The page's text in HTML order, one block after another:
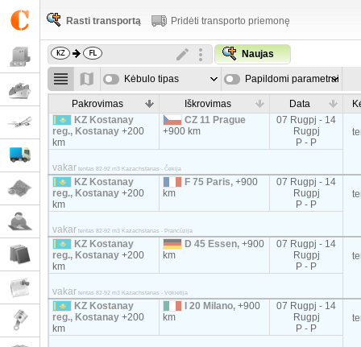
Rasti transportą Pridėti transporto priemonę
Naujas
Kėbulo tipas Papildomi parametrai
Pakrovimas Iškrovimas Data
KZ Kostanay
reg., Kostanay+200
km
CZ 11 Prague
+900 km
07 Rugpj - 14
Rugpj
P - P
vakar tentas 82-92 m3 Kazachstanas - Čekija
KZ Kostanay
reg., Kostanay+200
km
F 75 Paris,+900
km
07 Rugpj - 14
Rugpj
P - P
vakar tentas 82-92 m3 Kazachstanas - Prancūzija
KZ Kostanay
reg., Kostanay+200
km
D 45 Essen,+900
km
07 Rugpj - 14
Rugpj
P - P
vakar tentas 82-92 m3 Kazachstanas - Vokietija
KZ Kostanay
reg., Kostanay+200
km
I 20 Milano,+900
km
07 Rugpj - 14
Rugpj
P - P